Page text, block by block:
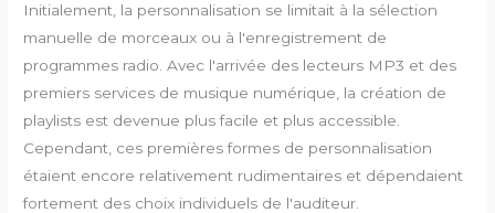
Initialement, la personnalisation se limitait à la sélection
manuelle de morceaux ou à l'enregistrement de
programmes radio. Avec l'arrivée des lecteurs MP3 et des
premiers services de musique numérique, la création de
playlists est devenue plus facile et plus accessible.
Cependant, ces premières formes de personnalisation
étaient encore relativement rudimentaires et dépendaient
fortement des choix individuels de l'auditeur.